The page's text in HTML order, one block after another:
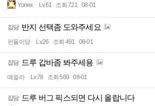
Yonex Lv.61 조회 721 08-01
잡담 반지 선택좀 도와주세요
핀돌이당 Lv.26 조회 491 08-01
잡담 드루 갑바좀 봐주세용
떼낄라 Lv.78 조회 569 08-01
잡담 드루 버그 픽스되면 다시 올랍니다